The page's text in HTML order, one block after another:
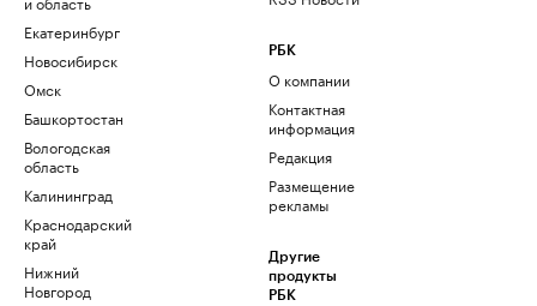
Екатеринбург
Новосибирск
Омск
Башкортостан
Вологодская
область
Калининград
Краснодарский
край
Нижний
Новгород
РБК
О компании
Контактная
информация
Редакция
Размещение
рекламы
Другие
продукты
РБК